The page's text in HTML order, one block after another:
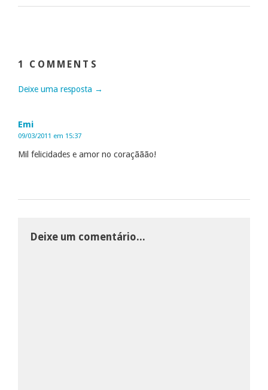
1 COMMENTS
Deixe uma resposta →
Emi
09/03/2011 em 15:37
Mil felicidades e amor no coraçããão!
Deixe um comentário...